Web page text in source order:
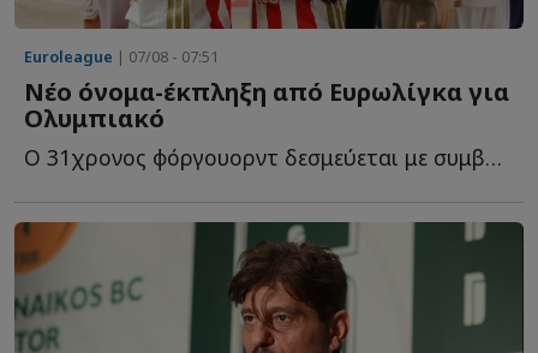
Euroleague | 07/08 - 07:51
Νέο όνομα-έκπληξη από Ευρωλίγκα για
Ολυμπιακό
O 31χρονος φόργουορντ δεσμεύεται με συμβόλαιο για ακόμη έ...